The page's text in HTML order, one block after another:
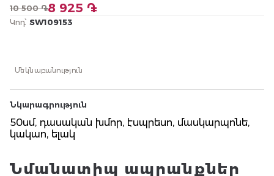
10 500 ֏8 925 ֏
Կոդ՝ SW109153
Մեկնաբանություն
Նկարագրություն
50սմ, դասական խմոր, էսպրեսո, մասկարպոնե,
կակաո, ելակ
Նմանատիպ ապրանքներ